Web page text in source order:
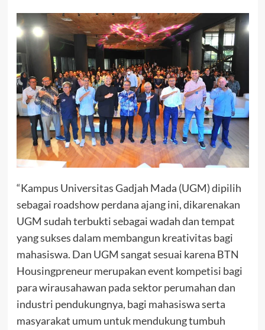
“Kampus Universitas Gadjah Mada (UGM) dipilih
sebagai roadshow perdana ajang ini, dikarenakan
UGM sudah terbukti sebagai wadah dan tempat
yang sukses dalam membangun kreativitas bagi
mahasiswa. Dan UGM sangat sesuai karena BTN
Housingpreneur merupakan event kompetisi bagi
para wirausahawan pada sektor perumahan dan
industri pendukungnya, bagi mahasiswa serta
masyarakat umum untuk mendukung tumbuh